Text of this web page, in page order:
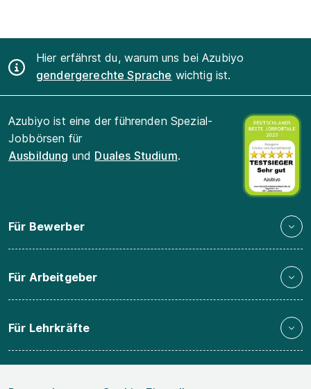
Hier erfährst du, warum uns bei Azubiyo
gendergerechte Sprache wichtig ist.
Azubiyo ist eine der führenden Spezial-
Jobbörsen für
Ausbildung und Duales Studium.
Für Bewerber
Für Arbeitgeber
Für Lehrkräfte